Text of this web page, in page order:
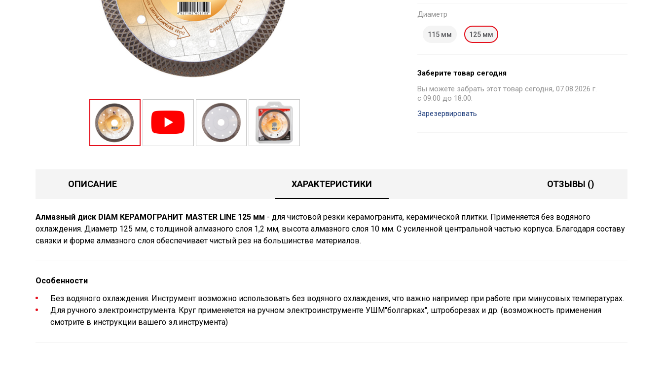
Диаметр
115 мм 125 мм
Заберите товар сегодня
Вы можете забрать этот товар сегодня, 07.08.2026 г.
с 09:00 до 18:00.
Зарезервировать
ОПИСАНИЕ ХАРАКТЕРИСТИКИ ОТЗЫВЫ ()
Алмазный диск DIAM КЕРАМОГРАНИТ MASTER LINE 125 мм - для чистовой резки керамогранита, керамической плитки. Применяется без водяного
охлаждения. Диаметр 125 мм, с толщиной алмазного слоя 1,2 мм, высота алмазного слоя 10 мм. С усиленной центральной частью корпуса. Благодаря составу
связки и форме алмазного слоя обеспечивает чистый рез на большинстве материалов.
Особенности
Без водяного охлаждения. Инструмент возможно использовать без водяного охлаждения, что важно например при работе при минусовых температурах.
Для ручного электроинструмента. Круг применяется на ручном электроинструменте УШМ"болгарках", штроборезах и др. (возможность применения
смотрите в инструкции вашего эл.инструмента)